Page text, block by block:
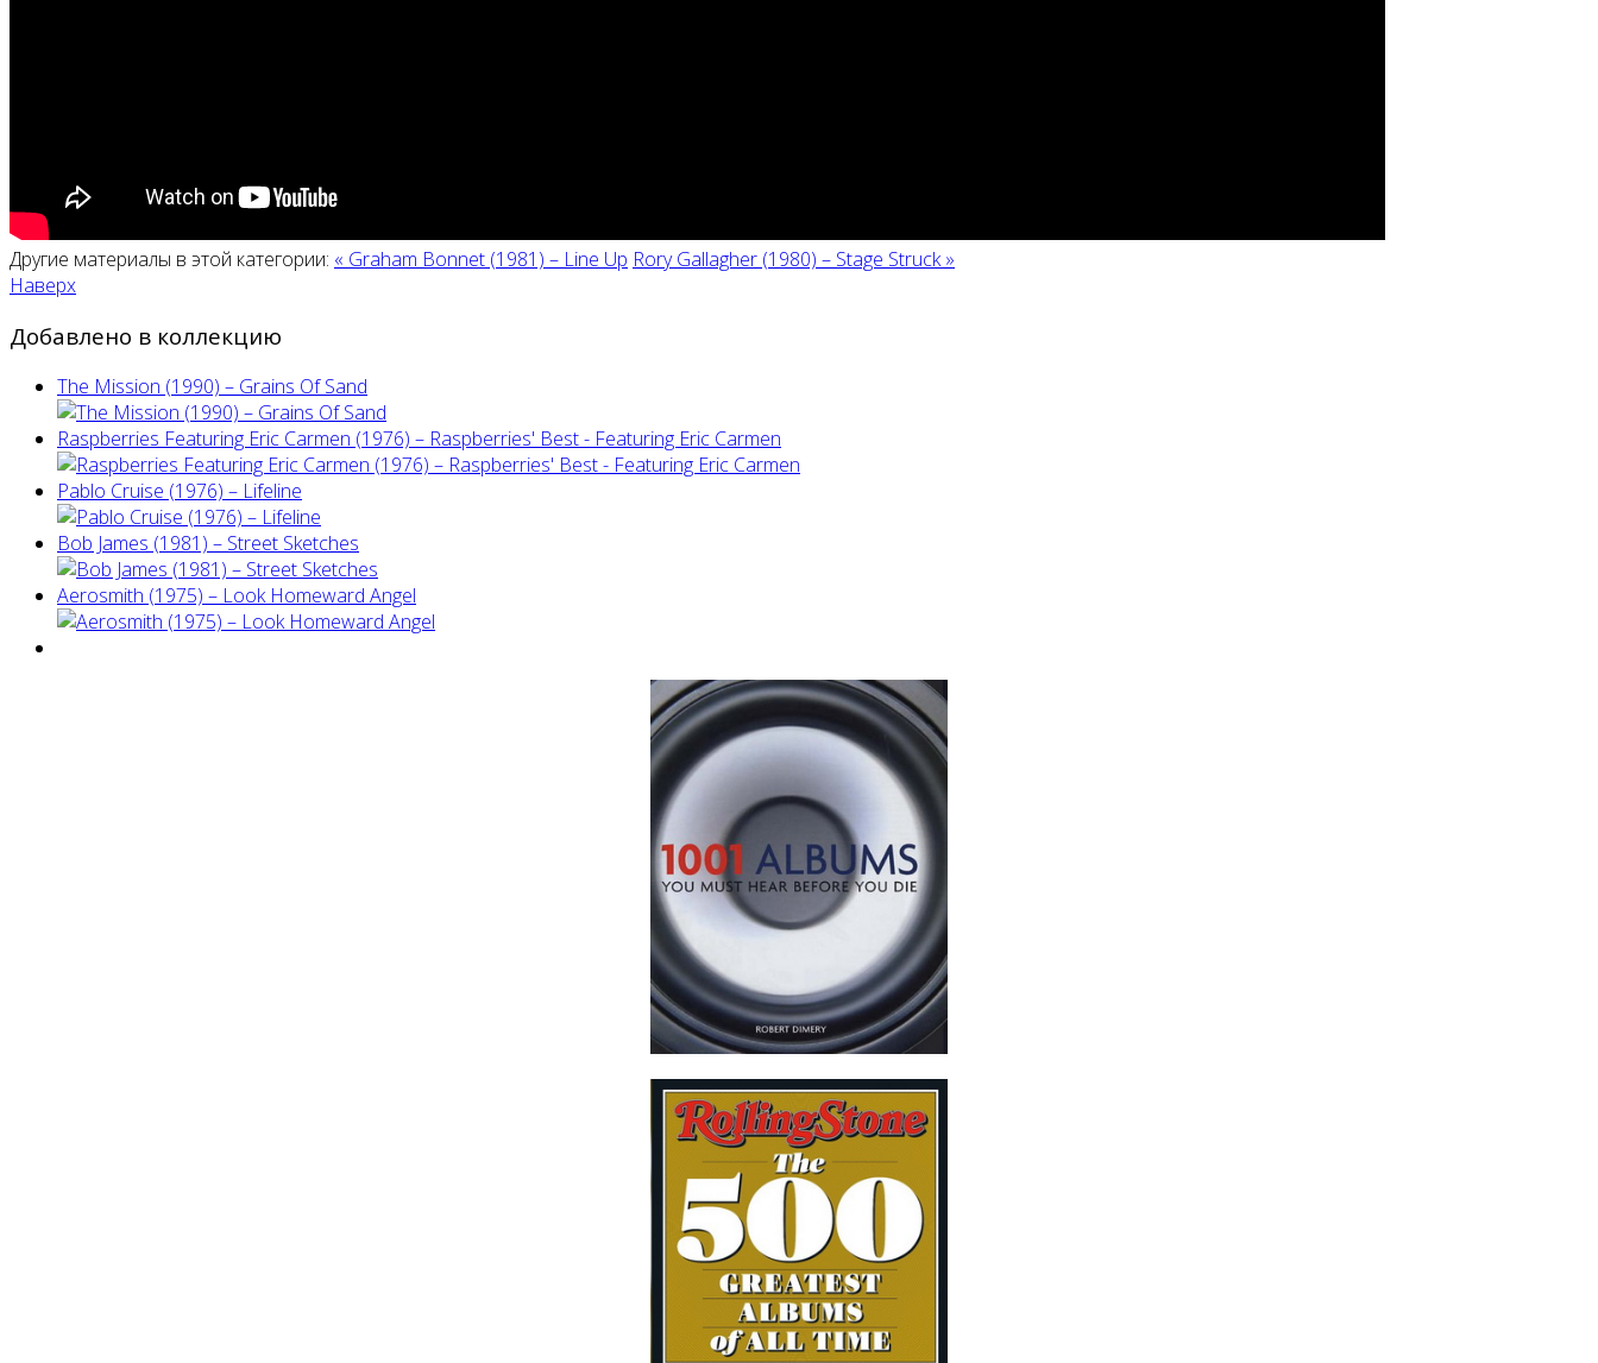
Другие материалы в этой категории: « Graham Bonnet (1981) – Line Up Rory Gallagher (1980) – Stage Struck »
Наверх
Добавлено в коллекцию
The Mission (1990) – Grains Of Sand
Raspberries Featuring Eric Carmen (1976) – Raspberries' Best - Featuring Eric Carmen
Pablo Cruise (1976) – Lifeline
Bob James (1981) – Street Sketches
Aerosmith (1975) – Look Homeward Angel